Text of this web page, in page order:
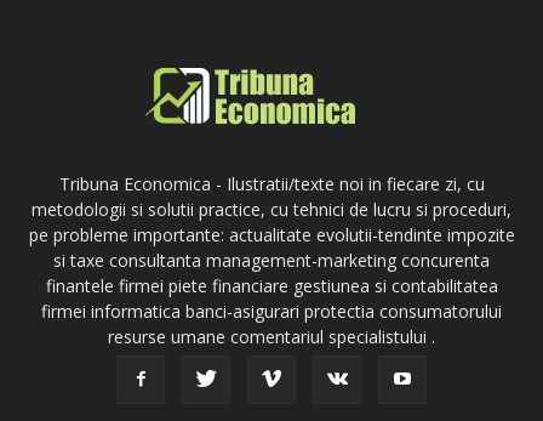
Tribuna Economica - Ilustratii/texte noi in fiecare zi, cu
metodologii si solutii practice, cu tehnici de lucru si proceduri,
pe probleme importante: actualitate evolutii-tendinte impozite
si taxe consultanta management-marketing concurenta
finantele firmei piete financiare gestiunea si contabilitatea
firmei informatica banci-asigurari protectia consumatorului
resurse umane comentariul specialistului .